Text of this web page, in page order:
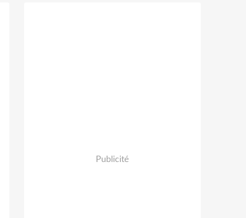
Publicité